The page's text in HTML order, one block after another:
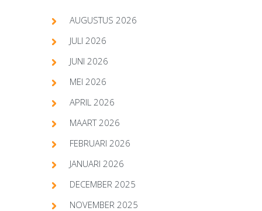
AUGUSTUS 2026
JULI 2026
JUNI 2026
MEI 2026
APRIL 2026
MAART 2026
FEBRUARI 2026
JANUARI 2026
DECEMBER 2025
NOVEMBER 2025